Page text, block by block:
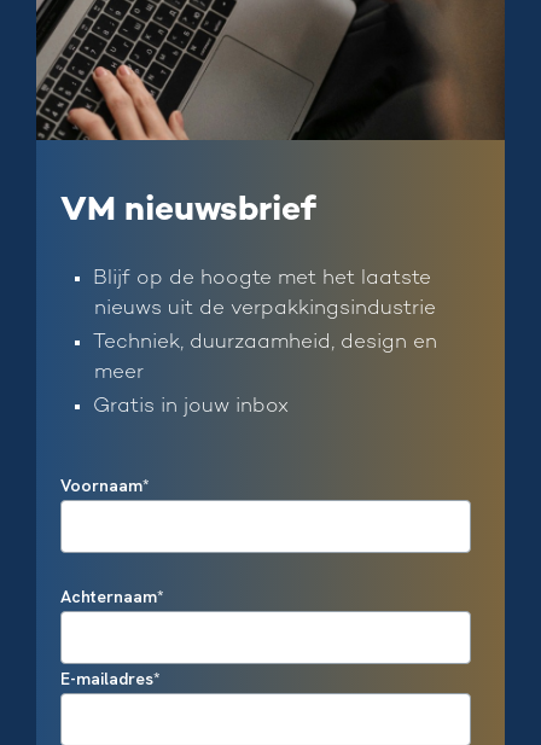
VM nieuwsbrief
Blijf op de hoogte met het laatste
nieuws uit de verpakkingsindustrie
Techniek, duurzaamheid, design en
meer
Gratis in jouw inbox
Voornaam*
Achternaam*
E-mailadres*